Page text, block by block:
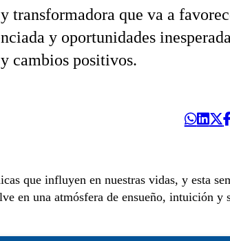
transformadora que va a
y oportunidades
cambios positivos.
que influyen en nuestras vidas, y esta
en una atmósfera de ensueño, intuición y